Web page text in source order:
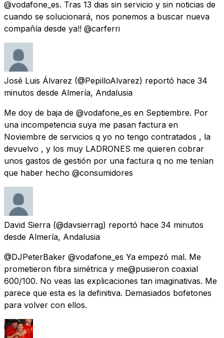
@vodafone_es. Tras 13 dias sin servicio y sin noticias de
cuando se solucionará, nos ponemos a buscar nueva
compañía desde ya!! @carferri
José Luis Álvarez (@PepilloAlvarez) reportó hace 34
minutos desde Almería, Andalusia
Me doy de baja de @vodafone_es en Septiembre. Por
una incompetencia suya me pasan factura en
Noviembre de servicios q yo no tengo contratados , la
devuelvo , y los muy LADRONES me quieren cobrar
unos gastos de gestión por una factura q no me tenían
que haber hecho @consumidores
David Sierra (@davsierrag) reportó hace 34 minutos
desde Almería, Andalusia
@DJPeterBaker @vodafone_es Ya empezó mal. Me
prometieron fibra simétrica y me@pusieron coaxial
600/100. No veas las explicaciones tan imaginativas. Me
parece que esta es la definitiva. Demasiados bofetones
para volver con ellos.